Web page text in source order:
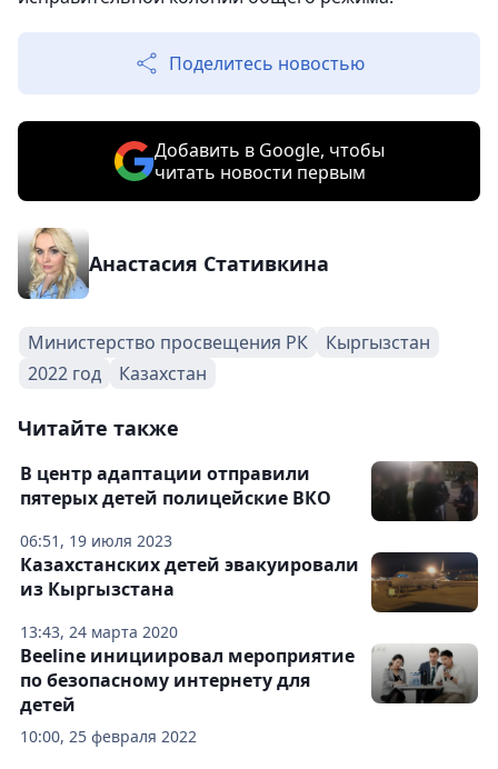
Поделитесь новостью
Добавить в Google, чтобы
читать новости первым
Анастасия Стативкина
Министерство просвещения РК
Кыргызстан
2022 год
Казахстан
Читайте также
06:51, 19 июля 2023
В центр адаптации отправили
пятерых детей полицейские ВКО
13:43, 24 марта 2020
Казахстанских детей эвакуировали
из Кыргызстана
10:00, 25 февраля 2022
Beeline инициировал мероприятие
по безопасному интернету для
детей